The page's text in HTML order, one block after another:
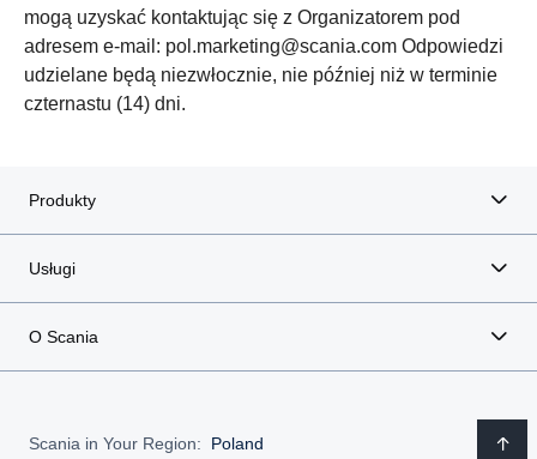
mogą uzyskać kontaktując się z Organizatorem pod
adresem e-mail: pol.marketing@scania.com Odpowiedzi
udzielane będą niezwłocznie, nie później niż w terminie
czternastu (14) dni.
Produkty
Usługi
O Scania
Scania in Your Region: Poland